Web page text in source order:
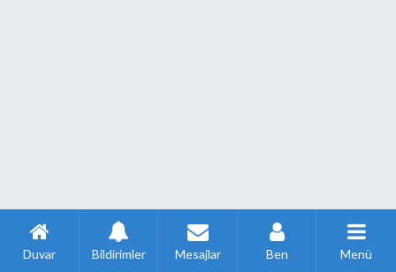
Duvar Bildirimler Mesajlar Ben Menü